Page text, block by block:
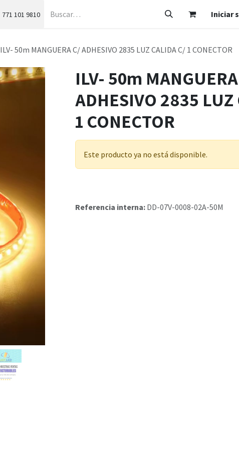
771 101 9810 Iniciar
ILV- 50m MANGUERA C/ ADHESIVO 2835 LUZ CALIDA C/ 1 CONECTOR
ILV- 50m
ADHESIVO 2835 LUZ
1 CONECTOR
Este producto ya no está disponible.
Referencia interna: DD-07V-0008-02A-50M